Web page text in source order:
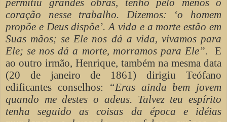
permitiu grandes obras, tenho pelo menos o
coração nesse trabalho. Dizemos: ‘o homem
propõe e Deus dispõe’. A vida e a morte estão em
Suas mãos; se Ele nos dá a vida, vivamos para
Ele; se nos dá a morte, morramos para Ele”. E
ao outro irmão, Henrique, também na mesma data
(20 de janeiro de 1861) dirigiu Teófano
edificantes conselhos:
“Eras ainda bem jovem
quando me destes o adeus. Talvez teu espírito
tenha seguido as coisas da época e idéias